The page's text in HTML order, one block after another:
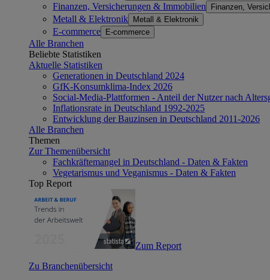
Finanzen, Versicherungen & Immobilien Finanzen,
Metall & Elektronik Metall & Elektronik
E-commerce E-commerce
Alle Branchen
Beliebte Statistiken
Aktuelle Statistiken
Generationen in Deutschland 2024
GfK-Konsumklima-Index 2026
Social-Media-Plattformen - Anteil der Nutzer nach
Inflationsrate in Deutschland 1992-2025
Entwicklung der Bauzinsen in Deutschland 2011-2026
Alle Branchen
Themen
Zur Themenübersicht
Fachkräftemangel in Deutschland - Daten & Fakten
Vegetarismus und Veganismus - Daten & Fakten
Top Report
Zum Report
Zu Branchenübersicht